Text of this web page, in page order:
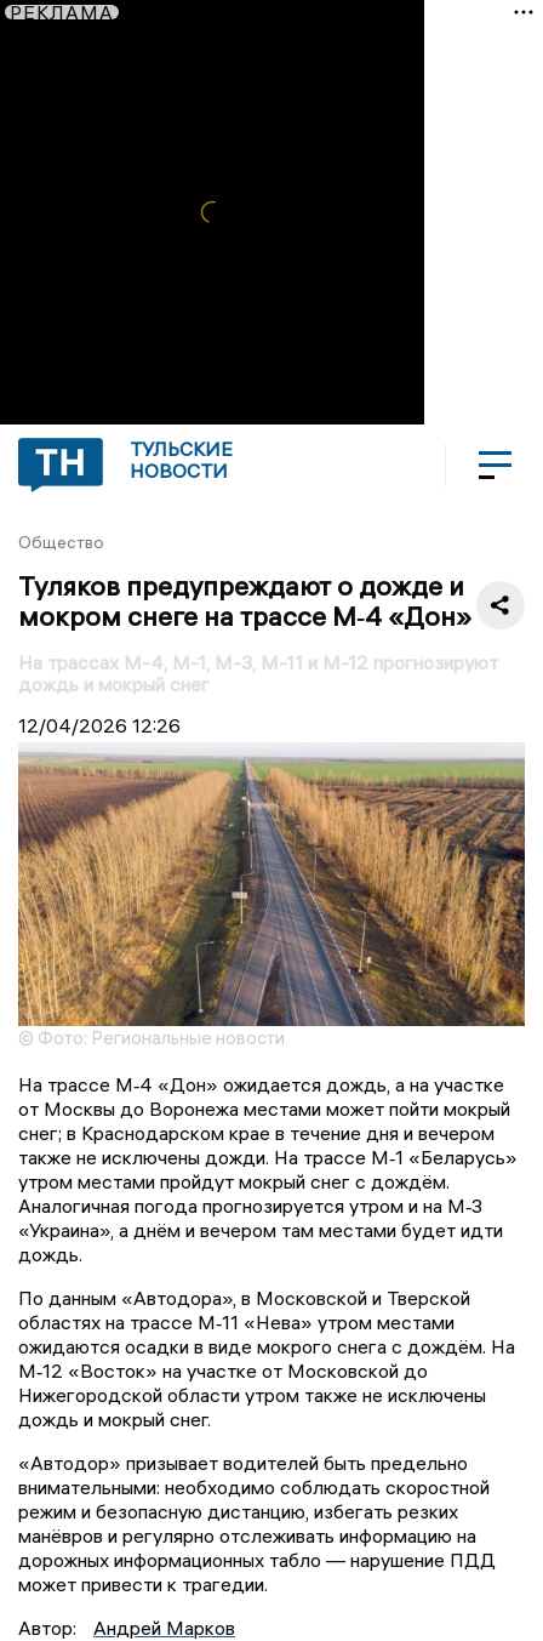
РЕКЛАМА
ТУЛЬСКИЕ
НОВОСТИ
Общество
Туляков предупреждают о дожде и
мокром снеге на трассе М‑4 «Дон»
На трассах М-4, М-1, М-3, М-11 и М-12 прогнозируют
дождь и мокрый снег
12/04/2026 12:26
© Фото: Региональные новости
На трассе М‑4 «Дон» ожидается дождь, а на участке
от Москвы до Воронежа местами может пойти мокрый
снег; в Краснодарском крае в течение дня и вечером
также не исключены дожди. На трассе М‑1 «Беларусь»
утром местами пройдут мокрый снег с дождём.
Аналогичная погода прогнозируется утром и на М‑3
«Украина», а днём и вечером там местами будет идти
дождь.
По данным «Автодора», в Московской и Тверской
областях на трассе М‑11 «Нева» утром местами
ожидаются осадки в виде мокрого снега с дождём. На
М‑12 «Восток» на участке от Московской до
Нижегородской области утром также не исключены
дождь и мокрый снег.
«Автодор» призывает водителей быть предельно
внимательными: необходимо соблюдать скоростной
режим и безопасную дистанцию, избегать резких
манёвров и регулярно отслеживать информацию на
дорожных информационных табло — нарушение ПДД
может привести к трагедии.
Автор:
Андрей Марков